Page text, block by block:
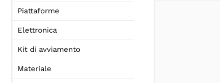
Piattaforme
Elettronica
Kit di avviamento
Materiale